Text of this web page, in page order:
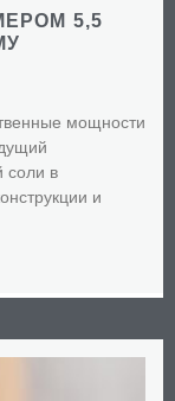
5,5
мощности
соли в
и